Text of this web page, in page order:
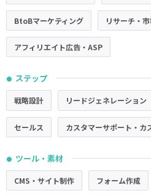
BtoBマーケティング リサーチ・
アフィリエイト広告・ASP
● ステップ
戦略設計 リードジェネレーション
セールス カスタマーサポート・カ
● ツール・素材
CMS・サイト制作 フォーム作成